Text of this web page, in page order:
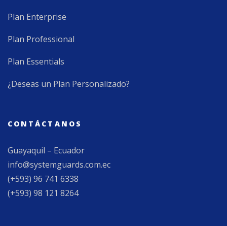
Plan Enterprise
Plan Professional
Plan Essentials
¿Deseas un Plan Personalizado?
CONTÁCTANOS
Guayaquil – Ecuador
info@systemguards.com.ec
(+593) 96 741 6338
(+593) 98 121 8264